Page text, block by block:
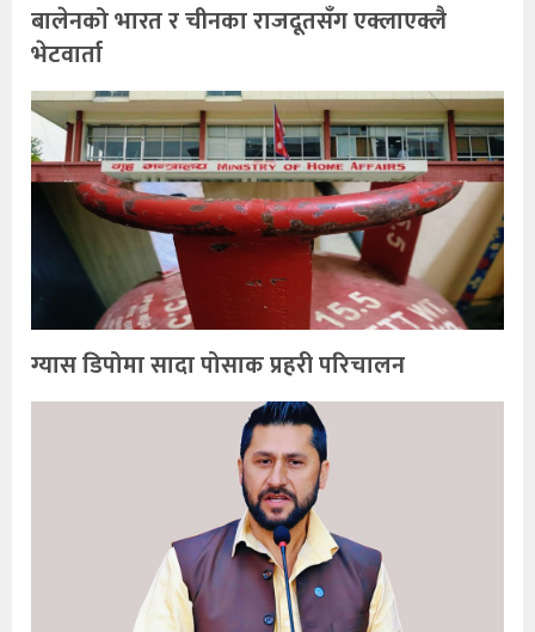
बालेनको भारत र चीनका राजदूतसँग एक्लाएक्लै
भेटवार्ता
ग्यास डिपोमा सादा पोसाक प्रहरी परिचालन